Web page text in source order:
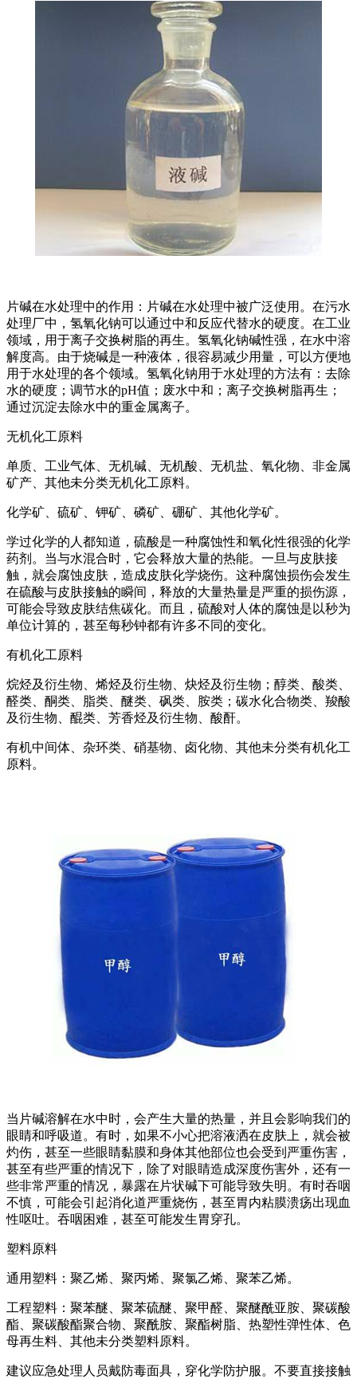
片碱在水处理中的作用：片碱在水处理中被广泛使用。在污水
处理厂中，氢氧化钠可以通过中和反应代替水的硬度。在工业
领域，用于离子交换树脂的再生。氢氧化钠碱性强，在水中溶
解度高。由于烧碱是一种液体，很容易减少用量，可以方便地
用于水处理的各个领域。氢氧化钠用于水处理的方法有：去除
水的硬度；调节水的pH值；废水中和；离子交换树脂再生；
通过沉淀去除水中的重金属离子。
无机化工原料
单质、工业气体、无机碱、无机酸、无机盐、氧化物、非金属
矿产、其他未分类无机化工原料。
化学矿、硫矿、钾矿、磷矿、硼矿、其他化学矿。
学过化学的人都知道，硫酸是一种腐蚀性和氧化性很强的化学
药剂。当与水混合时，它会释放大量的热能。一旦与皮肤接
触，就会腐蚀皮肤，造成皮肤化学烧伤。这种腐蚀损伤会发生
在硫酸与皮肤接触的瞬间，释放的大量热量是严重的损伤源，
可能会导致皮肤结焦碳化。而且，硫酸对人体的腐蚀是以秒为
单位计算的，甚至每秒钟都有许多不同的变化。
有机化工原料
烷烃及衍生物、烯烃及衍生物、炔烃及衍生物；醇类、酸类、
醛类、酮类、脂类、醚类、砜类、胺类；碳水化合物类、羧酸
及衍生物、醌类、芳香烃及衍生物、酸酐。
有机中间体、杂环类、硝基物、卤化物、其他未分类有机化工
原料。
当片碱溶解在水中时，会产生大量的热量，并且会影响我们的
眼睛和呼吸道。有时，如果不小心把溶液洒在皮肤上，就会被
灼伤，甚至一些眼睛黏膜和身体其他部位也会受到严重伤害，
甚至有些严重的情况下，除了对眼睛造成深度伤害外，还有一
些非常严重的情况，暴露在片状碱下可能导致失明。有时吞咽
不慎，可能会引起消化道严重烧伤，甚至胃内粘膜溃疡出现血
性呕吐。吞咽困难，甚至可能发生胃穿孔。
塑料原料
通用塑料：聚乙烯、聚丙烯、聚氯乙烯、聚苯乙烯。
工程塑料：聚苯醚、聚苯硫醚、聚甲醛、聚醚酰亚胺、聚碳酸
酯、聚碳酸酯聚合物、聚酰胺、聚酯树脂、热塑性弹性体、色
母再生料、其他未分类塑料原料。
建议应急处理人员戴防毒面具，穿化学防护服。不要直接接触